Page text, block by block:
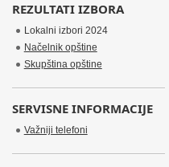
REZULTATI IZBORA
Lokalni izbori 2024
Načelnik opštine
Skupština opštine
SERVISNE INFORMACIJE
Važniji telefoni